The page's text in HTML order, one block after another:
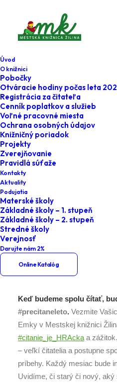
Úvod
O knižnici
Pobočky
Otváracie hodiny počas leta
Registrácia za čitateľa
Cenník poplatkov a služieb
Voľné pracovné miesta
Ochrana osobných údajov
Knižničný poriadok
Projekty
Zverejňovanie
Pravidlá súťaže
Kontakty
Aktuality
Podujatia
Materské školy
Základné školy – 1. stupeň
Základné školy – 2. stupeň
Stredné školy
Verejnosť
Darujte nám 2%
Online Katalóg
Klub u
Home
Podujatia
Klub u Emky – O
Keď budeme spolu čítať,
#precitaneleto. Vezmite
Emky v Mestskej knižnici
#citanie_je_HRAcka a
– veľkí čitatelia a postupne
príbehy. Každý mesiac bude
Uvidíme, či starý či nový,